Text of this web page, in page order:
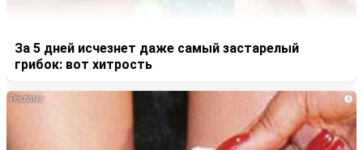
За 5 дней исчезнет даже самый застарелый
грибок: вот хитрость
i